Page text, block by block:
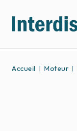
Accueil Moteur